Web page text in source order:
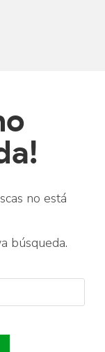
no está
búsqueda.